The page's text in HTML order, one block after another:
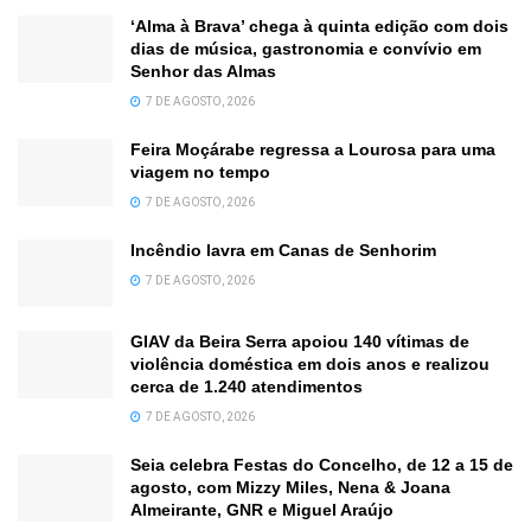
‘Alma à Brava’ chega à quinta edição com dois
dias de música, gastronomia e convívio em
Senhor das Almas
7 DE AGOSTO, 2026
Feira Moçárabe regressa a Lourosa para uma
viagem no tempo
7 DE AGOSTO, 2026
Incêndio lavra em Canas de Senhorim
7 DE AGOSTO, 2026
GIAV da Beira Serra apoiou 140 vítimas de
violência doméstica em dois anos e realizou
cerca de 1.240 atendimentos
7 DE AGOSTO, 2026
Seia celebra Festas do Concelho, de 12 a 15 de
agosto, com Mizzy Miles, Nena & Joana
Almeirante, GNR e Miguel Araújo